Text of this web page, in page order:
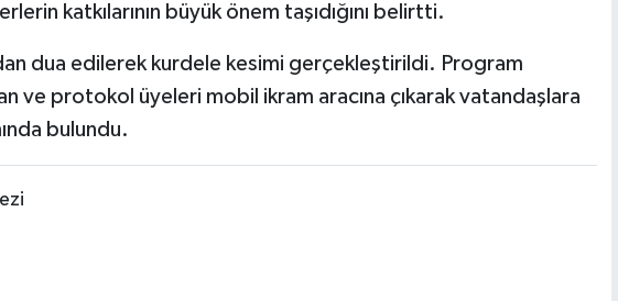
katkılarının büyük önem taşıdığını belirtti.
dua edilerek kurdele kesimi gerçekleştirildi. Program
ve protokol üyeleri mobil ikram aracına çıkarak vatandaşlara
bulundu.